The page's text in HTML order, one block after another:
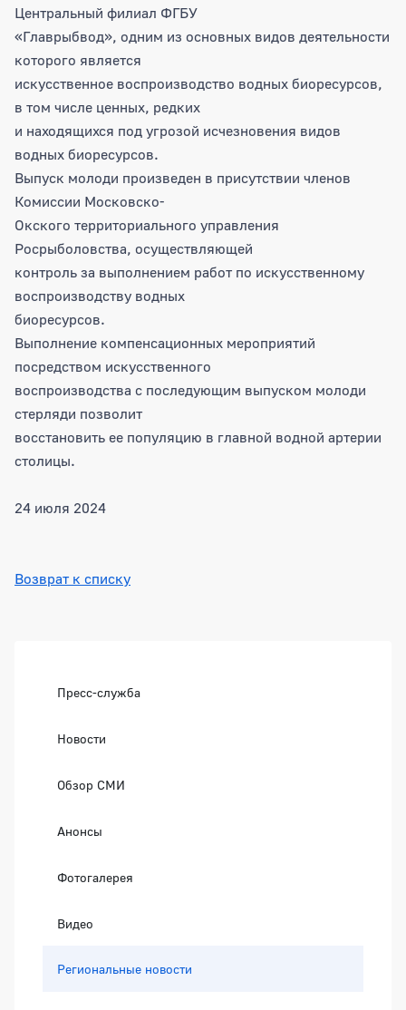
Центральный филиал ФГБУ
«Главрыбвод», одним из основных видов деятельности
которого является
искусственное воспроизводство водных биоресурсов,
в том числе ценных, редких
и находящихся под угрозой исчезновения видов
водных биоресурсов.
Выпуск молоди произведен в присутствии членов
Комиссии Московско-
Окского территориального управления
Росрыболовства, осуществляющей
контроль за выполнением работ по искусственному
воспроизводству водных
биоресурсов.
Выполнение компенсационных мероприятий
посредством искусственного
воспроизводства с последующим выпуском молоди
стерляди позволит
восстановить ее популяцию в главной водной артерии
столицы.
24 июля 2024
Возврат к списку
Пресс-служба
Новости
Обзор СМИ
Анонсы
Фотогалерея
Видео
Региональные новости